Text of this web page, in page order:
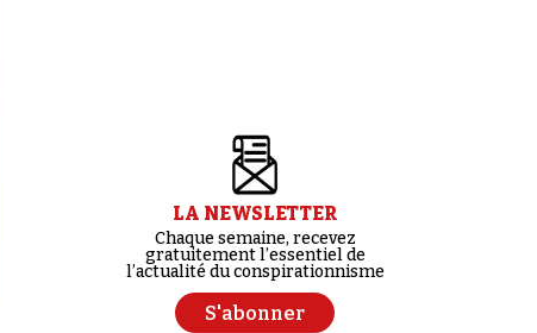
LA NEWSLETTER
Chaque semaine, recevez
gratuitement l’essentiel de
l’actualité du conspirationnisme
S'abonner